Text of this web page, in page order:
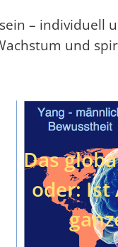
– individuell
und
Das
oder: Ist